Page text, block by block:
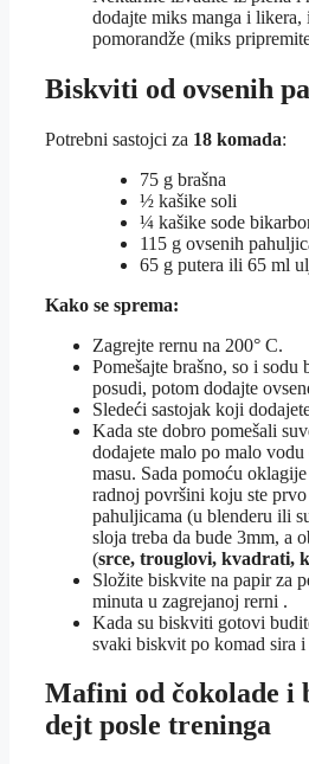
dodajte miks manga i likera,
pomorandže (miks
Biskviti od ovsenih
Potrebni sastojci za 18 komada:
75 g brašna
½ kašike soli
¼ kašike sode
115 g ovsenih
65 g putera ili 65 ml
Kako se sprema:
Zagrejte rernu na 200° C.
Pomešajte brašno, so i sodu
posudi, potom dodajte
Sledeći sastojak koji
Kada ste dobro pomešali
dodajete malo po malo
masu. Sada pomoću
radnoj površini koju ste
pahuljicama (u blenderu ili
sloja treba da bude 3mm, a
(srce, trouglovi, kvadrati,
Složite biskvite na papir za
minuta u zagrejanoj rerni .
Kada su biskviti gotovi
svaki biskvit po komad sira
Mafini od čokolade i
dejt posle treninga